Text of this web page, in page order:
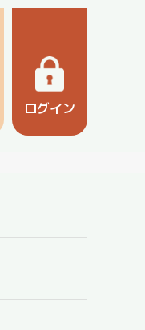
ログイン